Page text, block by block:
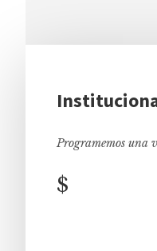
Programemos una
$